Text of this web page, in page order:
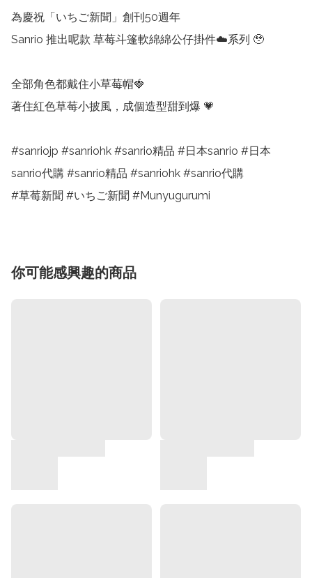
為慶祝「いちご新聞」創刊50週年
Sanrio 推出呢款 草莓斗篷軟綿綿公仔掛件☁️系列 🥹
全部角色都戴住小草莓帽🍓
著住紅色草莓小披風，成個造型甜到爆 💗
#sanriojp #sanriohk #sanrio精品 #日本sanrio #日本
sanrio代購 #sanrio精品 #sanriohk #sanrio代購
#草莓新聞 #いちご新聞 #Munyugurumi
你可能感興趣的商品